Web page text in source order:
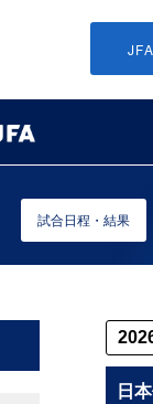
試合日程・結果
日